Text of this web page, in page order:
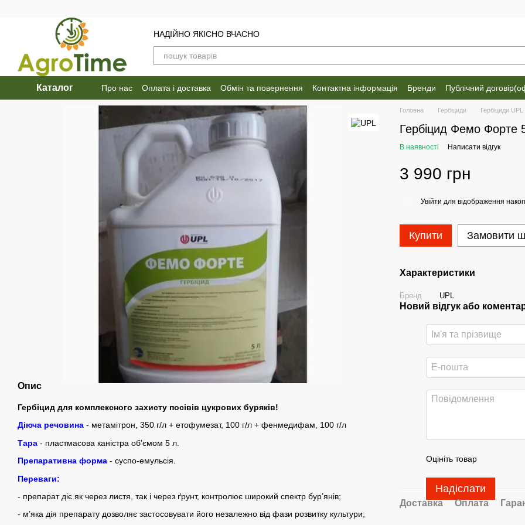
НАДІЙНО ЯКІСНО ВЧАСНО
Каталог Про нас Оплата і доставка Обмін та повернення Контактна інформація Бренди Публічний
Опис
Гербіцид для комплексного захисту посівів цукрових буряків!
Діюча речовина - метамітрон, 350 г/л + етофумезат, 100 г/л + фенмедифам, 100 г/л
Тара - пластмасова каністра об’ємом 5 л.
Препаративна форма - суспо-емульсія.
Переваги:
- препарат діє як через листя, так і через ґрунт, контролює широкий спектр бур’янів;
- м’яка дія препарату дозволяє застосовувати його незалежно від фази розвитку культури;
Головна Гербіциди Гербіциди UPL
Гербіцид Фемо Форте
В наявності Написати відгук
3 990 грн
Увійти для відображення
Купити Замовити
Характеристики
Бренд UPL
Новий відгук або
Оцініть товар
Надіслати
Доставка Оплата